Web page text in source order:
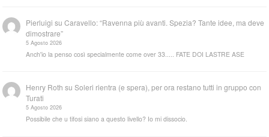
Pierluigi suCaravello: “Ravenna più avanti. Spezia? Tante idee, ma deve
dimostrare”
5 Agosto 2026
Anch'io la penso così specialmente come over 33..... FATE DOI LASTRE ASE
Henry Roth suSoleri rientra (e spera), per ora restano tutti in gruppo con
Turati
5 Agosto 2026
Possibile che u tifosi siano a questo livello? Io mi dissocio.